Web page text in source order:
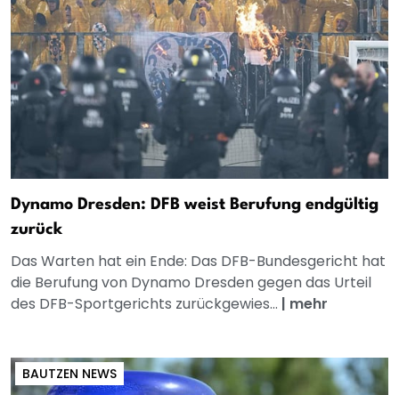
Dynamo Dresden: DFB weist Berufung endgültig
zurück
Das Warten hat ein Ende: Das DFB-Bundesgericht hat
die Berufung von Dynamo Dresden gegen das Urteil
des DFB-Sportgerichts zurückgewies... | mehr
BAUTZEN NEWS